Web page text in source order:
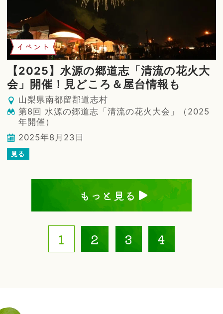
イベント
【2025】水源の郷道志「清流の花火大
会」開催！見どころ＆屋台情報も
山梨県南都留郡道志村
第8回 水源の郷道志「清流の花火大会」（2025
年開催）
2025年8月23日
見る
もっと見る
1 2 3 4